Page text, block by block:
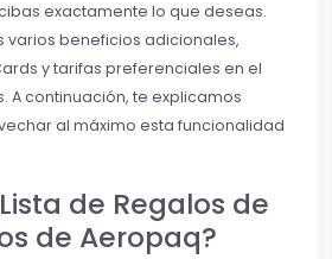
exactamente lo que deseas.
varios beneficios adicionales,
y tarifas preferenciales en el
A continuación, te explicamos
al máximo esta funcionalidad
de Regalos de
de Aeropaq?